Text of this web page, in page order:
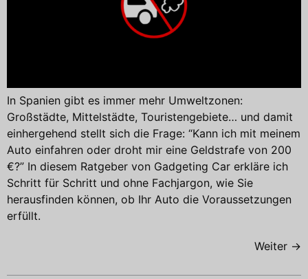
In Spanien gibt es immer mehr Umweltzonen:
Großstädte, Mittelstädte, Touristengebiete… und damit
einhergehend stellt sich die Frage: “Kann ich mit meinem
Auto einfahren oder droht mir eine Geldstrafe von 200
€?” In diesem Ratgeber von Gadgeting Car erkläre ich
Schritt für Schritt und ohne Fachjargon, wie Sie
herausfinden können, ob Ihr Auto die Voraussetzungen
erfüllt.
Weiter →